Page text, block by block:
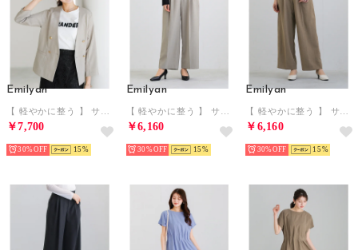
Emilyan
￥7,700
30% 15
Emilyan
￥6,160
30% 15
Emilyan
￥6,160
30% 15